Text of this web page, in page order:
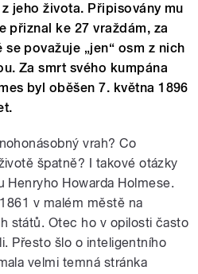
jeho života. Připisovány mu
přiznal ke 27 vraždám, za
považuje „jen“ osm z nich
Za smrt svého kumpána
byl oběšen 7. května 1896
vrah? Co
špatně? I takové otázky
Henryho Howarda Holmese.
v malém městě na
států. Otec ho v opilosti často
Přesto šlo o inteligentního
velmi temná stránka